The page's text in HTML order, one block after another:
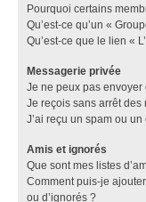
Pourquoi certains
Qu’est-ce qu’un «
Qu’est-ce que le lien «
Messagerie privée
Je ne peux pas
Je reçois sans arrêt
J’ai reçu un spam ou
Amis et ignorés
Que sont mes listes
Comment puis-je
ou d’ignorés ?